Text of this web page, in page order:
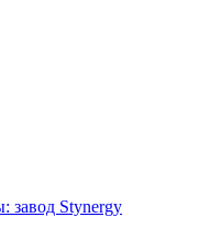
завод Stynergy